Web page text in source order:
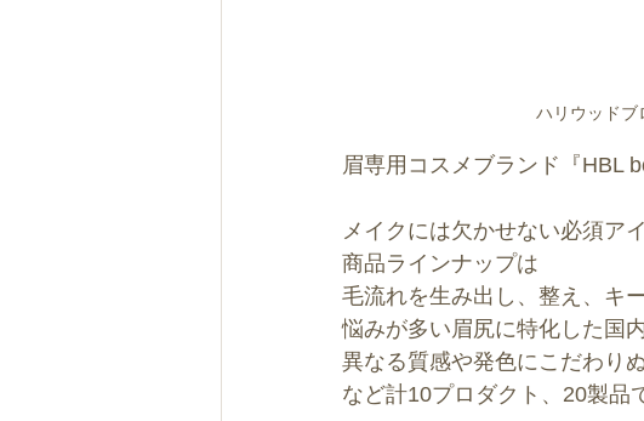
ハリウッドブ
眉専用コスメブランド『HBL
メイクには欠かせない必須ア
商品ラインナップは
毛流れを生み出し、整え、キ
悩みが多い眉尻に特化した国
異なる質感や発色にこだわり
など計10プロダクト、20製品